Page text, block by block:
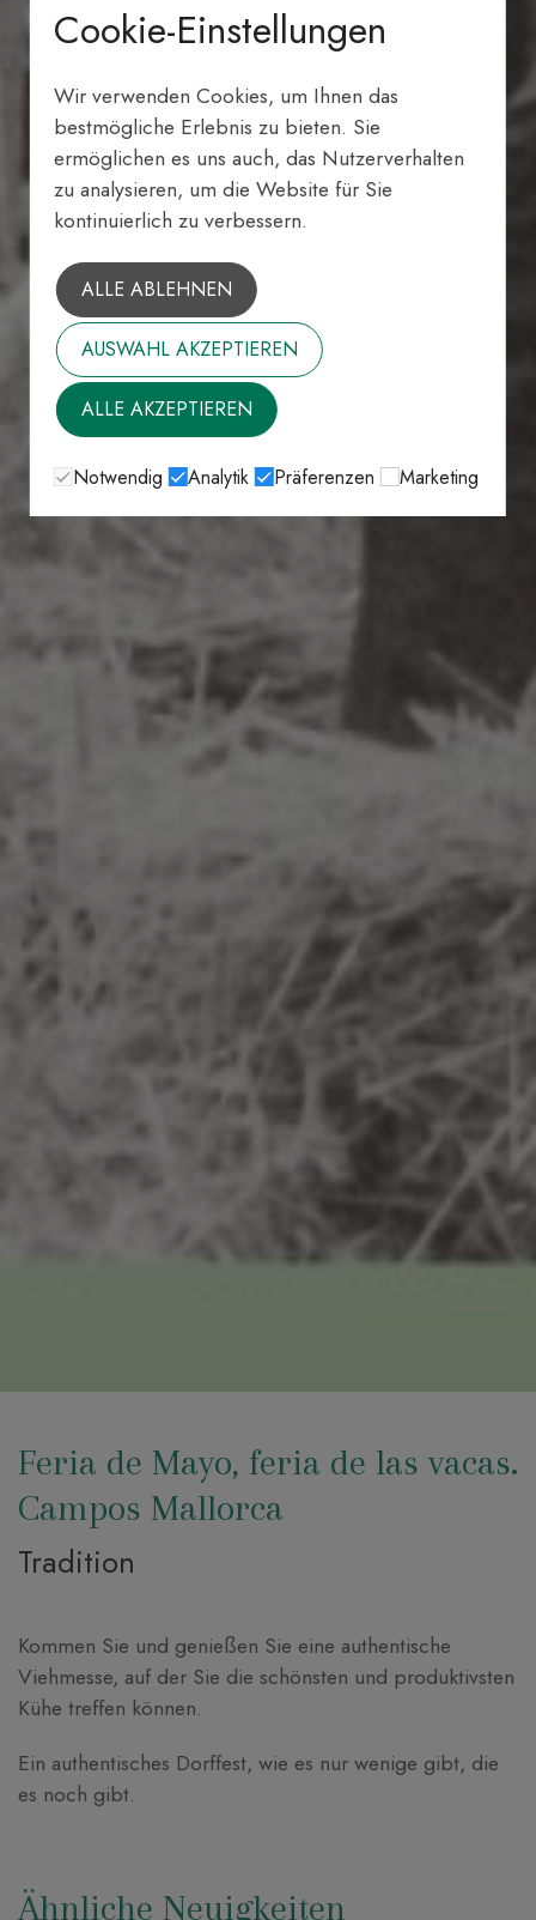
Feria de Mayo, feria de las vacas.
Campos Mallorca
Tradition
Kommen Sie und genießen Sie eine authentische
Viehmesse, auf der Sie die schönsten und produktivsten
Kühe treffen können.
Ein authentisches Dorffest, wie es nur wenige gibt, die
es noch gibt.
Ähnliche Neuigkeiten
Cookie-Einstellungen
Wir verwenden Cookies, um Ihnen das
bestmögliche Erlebnis zu bieten. Sie
ermöglichen es uns auch, das Nutzerverhalten
zu analysieren, um die Website für Sie
kontinuierlich zu verbessern.
ALLE ABLEHNEN
AUSWAHL AKZEPTIEREN
ALLE AKZEPTIEREN
Notwendig Analytik Präferenzen Marketing